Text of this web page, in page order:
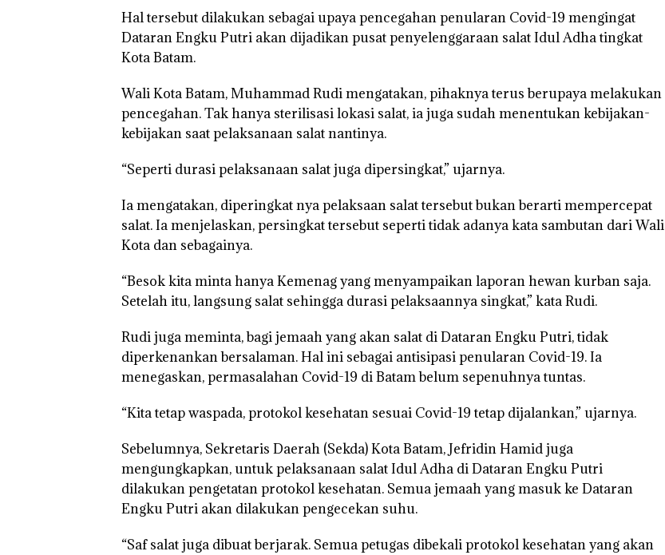
Hal tersebut dilakukan sebagai upaya pencegahan penularan Covid-19 mengingat
Dataran Engku Putri akan dijadikan pusat penyelenggaraan salat Idul Adha tingkat
Kota Batam.
Wali Kota Batam, Muhammad Rudi mengatakan, pihaknya terus berupaya melakukan
pencegahan. Tak hanya sterilisasi lokasi salat, ia juga sudah menentukan kebijakan-
kebijakan saat pelaksanaan salat nantinya.
“Seperti durasi pelaksanaan salat juga dipersingkat,” ujarnya.
Ia mengatakan, diperingkat nya pelaksaan salat tersebut bukan berarti mempercepat
salat. Ia menjelaskan, persingkat tersebut seperti tidak adanya kata sambutan dari Wali
Kota dan sebagainya.
“Besok kita minta hanya Kemenag yang menyampaikan laporan hewan kurban saja.
Setelah itu, langsung salat sehingga durasi pelaksaannya singkat,” kata Rudi.
Rudi juga meminta, bagi jemaah yang akan salat di Dataran Engku Putri, tidak
diperkenankan bersalaman. Hal ini sebagai antisipasi penularan Covid-19. Ia
menegaskan, permasalahan Covid-19 di Batam belum sepenuhnya tuntas.
“Kita tetap waspada, protokol kesehatan sesuai Covid-19 tetap dijalankan,” ujarnya.
Sebelumnya, Sekretaris Daerah (Sekda) Kota Batam, Jefridin Hamid juga
mengungkapkan, untuk pelaksanaan salat Idul Adha di Dataran Engku Putri
dilakukan pengetatan protokol kesehatan. Semua jemaah yang masuk ke Dataran
Engku Putri akan dilakukan pengecekan suhu.
“Saf salat juga dibuat berjarak. Semua petugas dibekali protokol kesehatan yang akan